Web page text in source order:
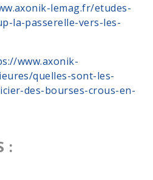
lemag.fr/etudes-
la-passerelle-vers-les-
www.axonik-
quelles-sont-les-
des-bourses-crous-en-
: